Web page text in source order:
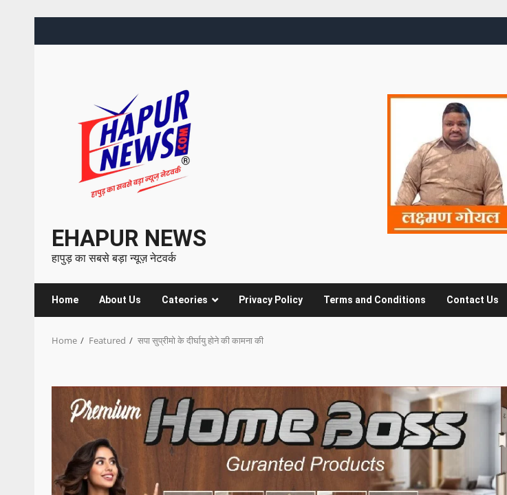
EHAPUR NEWS
हापुड़ का सबसे बड़ा न्यूज़ नेटवर्क
Home About Us Cateories Privacy Policy Terms and Conditions Contact Us
Home Featured सपा सुप्रीमो के दीर्घायु होने की कामना की